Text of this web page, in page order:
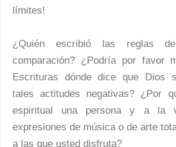
límites!
¿Quién escribió las reglas
comparación? ¿Podría por favor
Escrituras dónde dice que Dios
tales actitudes negativas? ¿Por
espiritual una persona y a la
expresiones de música o de arte
a las que usted disfruta?